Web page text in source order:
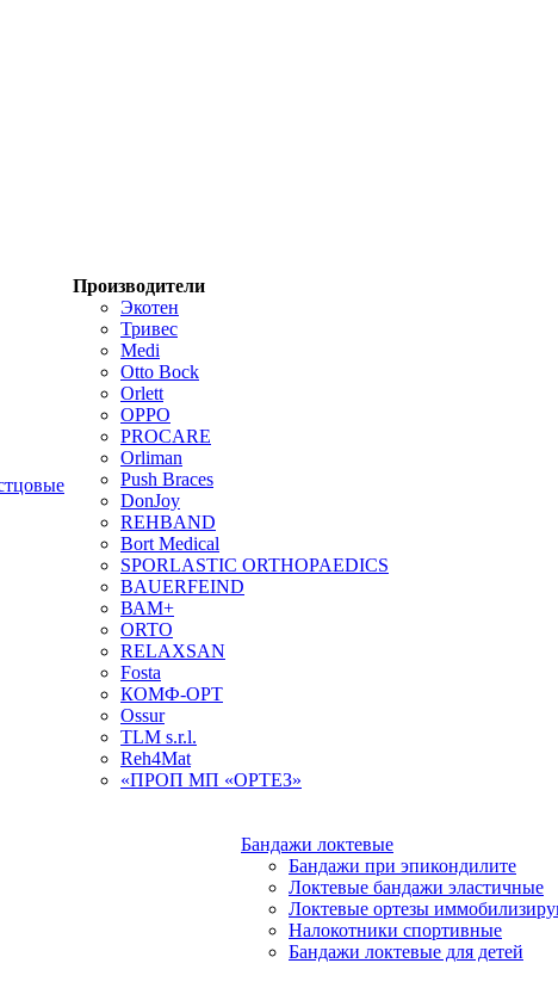
Производители
Экотен
Тривес
Medi
Otto Bock
Orlett
OPPO
PROCARE
Orliman
Push Braces
DonJoy
REHBAND
Bort Medical
SPORLASTIC ORTHOPAEDICS
BAUERFEIND
ВАМ+
ORTO
RELAXSAN
Fosta
КОМФ-ОРТ
Ossur
TLM s.r.l.
Reh4Mat
«ПРОП МП «ОРТЕЗ»
Бандажи локтевые
Бандажи при эпикондилите
Локтевые бандажи эластичные
Локтевые ортезы
Налокотники спортивные
Бандажи локтевые для детей